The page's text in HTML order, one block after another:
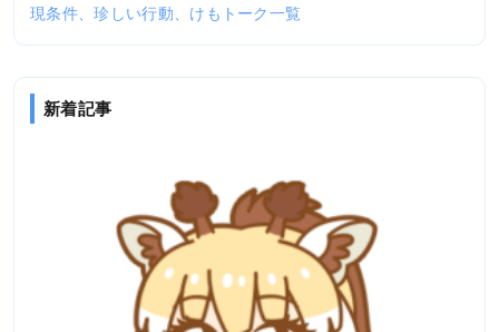
現条件、珍しい行動、けもトーク一覧
新着記事